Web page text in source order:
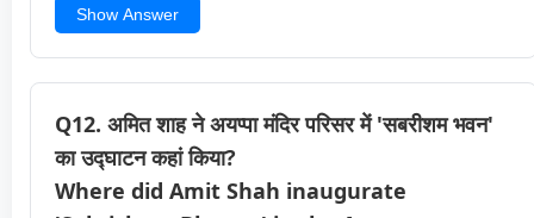
Show Answer
Q12. अमित शाह ने अयप्पा मंदिर परिसर में 'सबरीशम भवन'
का उद्घाटन कहां किया?
Where did Amit Shah inaugurate